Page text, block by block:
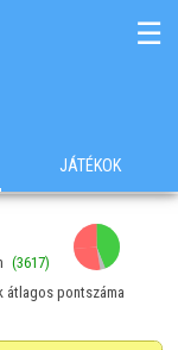
☰
JÁTÉKOK
(3617)
átlagos pontszáma